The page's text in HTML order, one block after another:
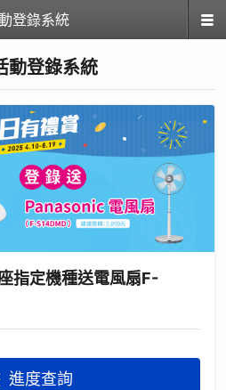
登錄系統
動登錄系統
指定機種送電風扇F-
進度查詢